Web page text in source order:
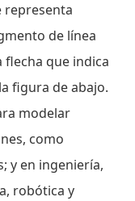
representa
de línea
que indica
figura de abajo.
modelar
como
y en ingeniería,
robótica y